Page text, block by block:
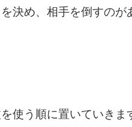
決め、相手を倒すのが
使う順に置いていき